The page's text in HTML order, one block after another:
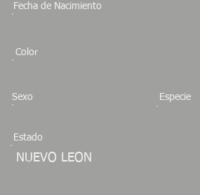
Fecha de Nacimiento
Color
Sexo
Estado
Especie
NUEVO LEON